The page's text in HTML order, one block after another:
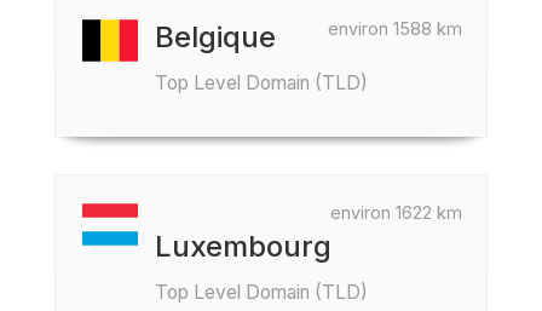
environ 1588 km
Belgique
Top Level Domain (TLD)
environ 1622 km
Luxembourg
Top Level Domain (TLD)